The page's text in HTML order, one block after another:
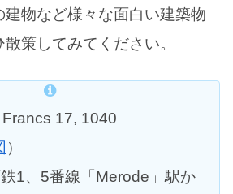
建物など様々な面白い建築物
策してみてください。
17, 1040
）
1、5番線「Merode」駅か